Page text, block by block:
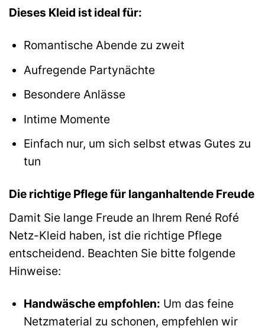
Dieses Kleid ist ideal für:
Romantische Abende zu zweit
Aufregende Partynächte
Besondere Anlässe
Intime Momente
Einfach nur, um sich selbst etwas Gutes zu
tun
Die richtige Pflege für langanhaltende Freude
Damit Sie lange Freude an Ihrem René Rofé
Netz-Kleid haben, ist die richtige Pflege
entscheidend. Beachten Sie bitte folgende
Hinweise:
Handwäsche empfohlen: Um das feine
Netzmaterial zu schonen, empfehlen wir